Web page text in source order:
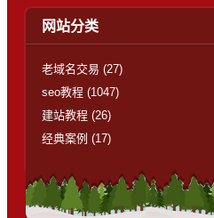
网站分类
老域名交易 (27)
seo教程(1047)
建站教程(26)
经典案例 (17)